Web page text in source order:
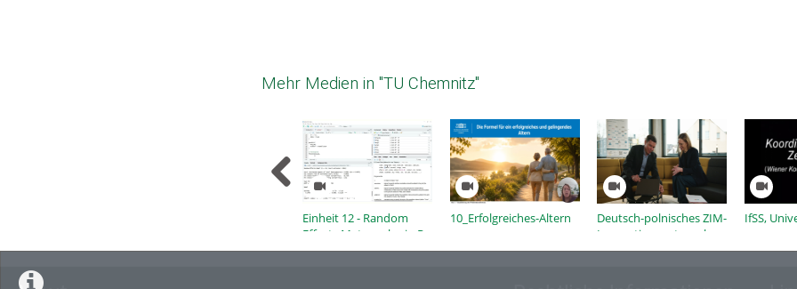
Mehr Medien in "TU Chemnitz"
Einheit 12 - Random
Effects Metaanylse in R
10_Erfolgreiches-Altern
Deutsch-polnisches ZIM-
Innovationsnetzwerk
META
IfSS,